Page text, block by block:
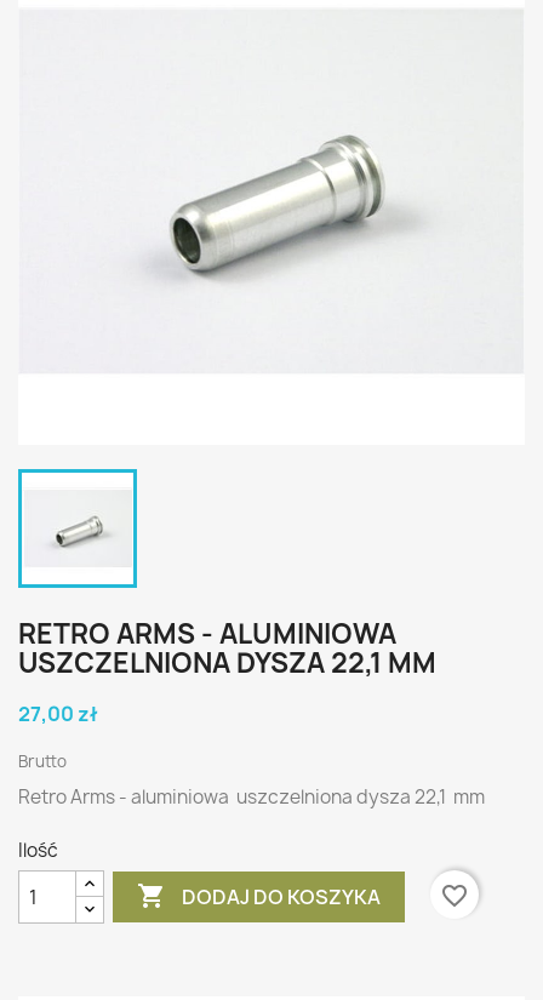
RETRO ARMS - ALUMINIOWA
USZCZELNIONA DYSZA 22,1 MM
27,00 zł
Brutto
Retro Arms - aluminiowa uszczelniona dysza 22,1 mm
Ilość
 DODAJ DO KOSZYKA favorite_border